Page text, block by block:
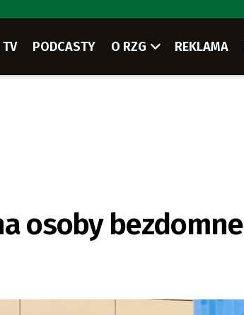
TV PODCASTY O RZG REKLAMA
osoby bezdomne